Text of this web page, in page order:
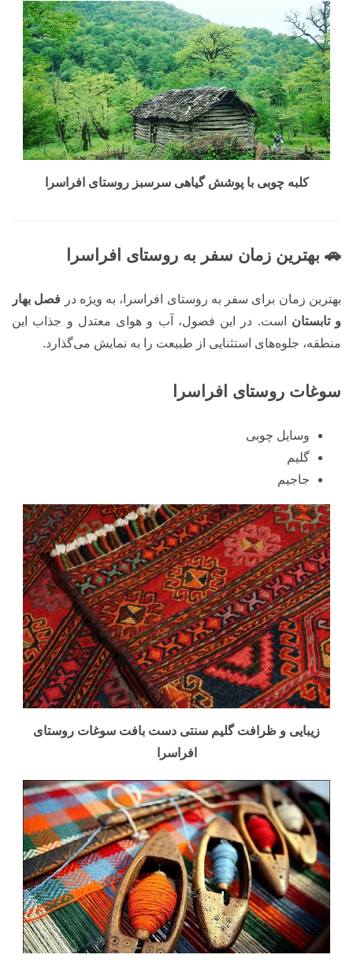
کلبه چوبی با پوشش گیاهی سرسبز روستای افراسرا
🚗 بهترین زمان سفر به روستای افراسرا
بهترین زمان برای سفر به روستای افراسرا، به ویژه در فصل بهار
و تابستان است. در این فصول، آب و هوای معتدل و جذاب این
منطقه، جلوه‌های استثنایی از طبیعت را به نمایش می‌گذارد.
سوغات روستای افراسرا
وسایل چوبی
گلیم
جاجیم
زیبایی و ظرافت گلیم سنتی دست بافت سوغات روستای
افراسرا